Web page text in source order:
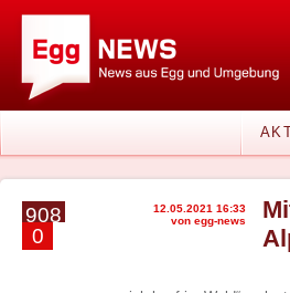
908
0
12.05.2021 16:33
von egg-news